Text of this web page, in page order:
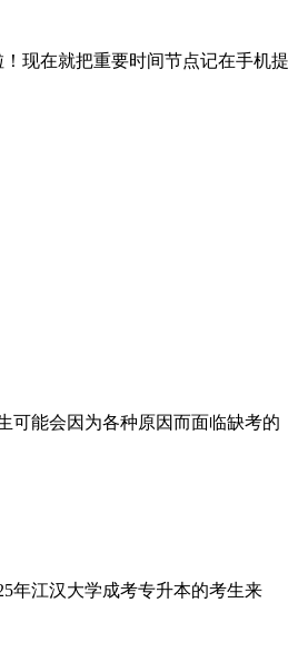
现在就把重要时间节点记在手机提
可能会因为各种原因而面临缺考的
年江汉大学成考专升本的考生来